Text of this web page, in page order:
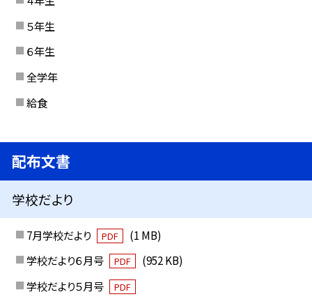
５年生
６年生
全学年
給食
配布文書
学校だより
7月学校だより PDF
(1 MB)
学校だより６月号
PDF
(952 KB)
学校だより５月号
PDF